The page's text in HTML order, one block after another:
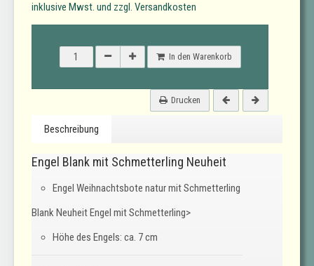
inklusive Mwst. und zzgl. Versandkosten
In den Warenkorb
Drucken
Beschreibung
Engel Blank mit Schmetterling Neuheit
Engel Weihnachtsbote natur mit Schmetterling
Blank Neuheit Engel mit Schmetterling>
Höhe des Engels: ca. 7 cm